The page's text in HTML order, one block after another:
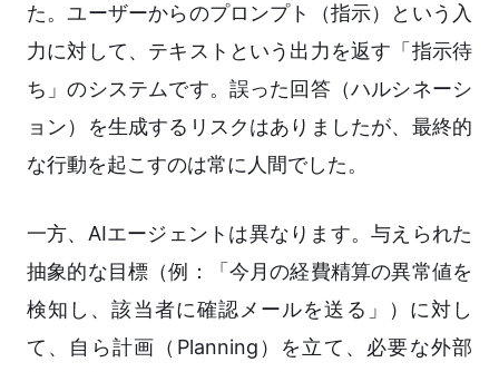
た。ユーザーからのプロンプト（指示）という入
力に対して、テキストという出力を返す「指示待
ち」のシステムです。誤った回答（ハルシネーシ
ョン）を生成するリスクはありましたが、最終的
な行動を起こすのは常に人間でした。
一方、AIエージェントは異なります。与えられた
抽象的な目標（例：「今月の経費精算の異常値を
検知し、該当者に確認メールを送る」）に対し
て、自ら計画（Planning）を立て、必要な外部